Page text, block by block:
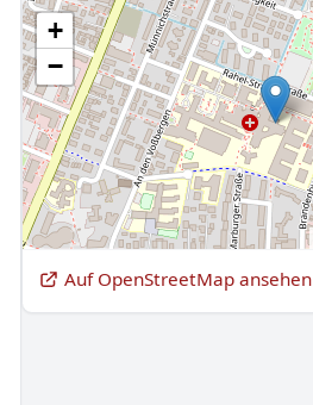
+
−
Auf OpenStreetMap ansehen